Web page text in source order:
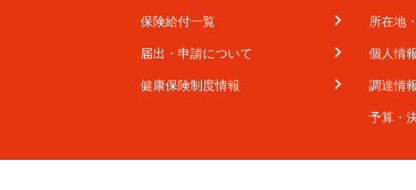
保険給付一覧
届出・申請について
健康保険制度情報
所在地
個人情
調達情
予算・